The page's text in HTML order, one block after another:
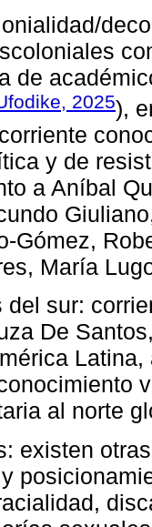
de
2025),
y de
a Aníbal
Gómez,
María
del sur:
De
al norte
existen